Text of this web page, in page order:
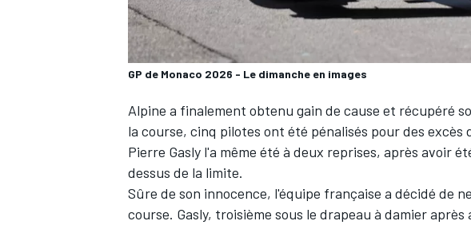
GP de Monaco 2026 - Le dimanche en images
Alpine a finalement obtenu gain de cause et récupéré
la course, cinq pilotes ont été pénalisés pour des excès
Pierre Gasly l'a même été à deux reprises, après avoir
dessus de la limite.
Sûre de son innocence, l'équipe française a décidé de
course. Gasly, troisième sous le drapeau à damier